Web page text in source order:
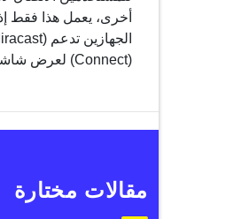
أخرى، يعمل هذا فقط
(Connect) لعرض شاشة جهاز على آخر.
مقالات مختارة